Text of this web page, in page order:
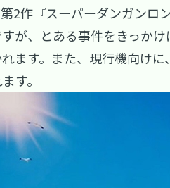
2作『スーパーダンガン
が、とある事件をきっか
ます。また、現行機向け
す。